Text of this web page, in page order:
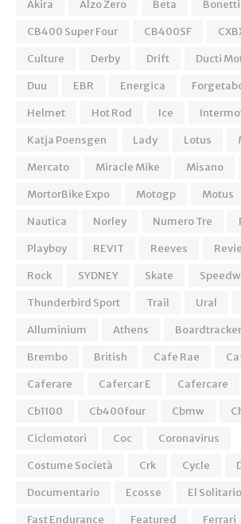
Akira Alzo Zero Beta Bonetti
CB400 Super Four
CB400SF
Culture
Derby Drift
Ducti
Duu
EBR Energica
Helmet
Hot Rod Ice
Katja Poensgen
Lady Lotus
Mercato
Miracle Mike Misano
MortorBike Expo
Motogp Motus
Nautica
Norley Numero Tre
Playboy
REVIT Reeves
Rock
SYDNEY Skate
Thunderbird Sport
Trail Ural
Alluminium
Athens Boardtracker
Brembo
British Cafe Rae
Caferare
Cafercar E Cafercare
Cb1100
Cb400four Cbmw
Ciclomotori
Coc
Coronavirus
Costume Società
Crk Cycle
Documentario
Ecosse El Solitario
Fast Endurance
Featured Ferrari